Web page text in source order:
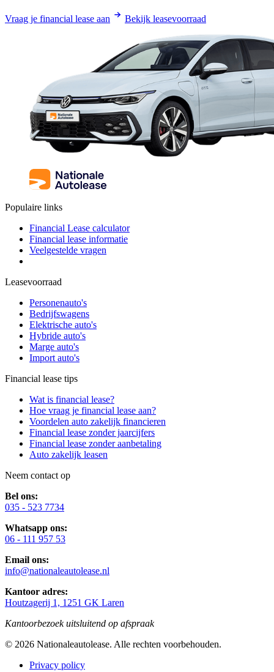
Vraag je financial lease aan Bekijk leasevoorraad
Populaire links
Financial Lease calculator
Financial lease informatie
Veelgestelde vragen
Leasevoorraad
Personenauto's
Bedrijfswagens
Elektrische auto's
Hybride auto's
Marge auto's
Import auto's
Financial lease tips
Wat is financial lease?
Hoe vraag je financial lease aan?
Voordelen auto zakelijk financieren
Financial lease zonder jaarcijfers
Financial lease zonder aanbetaling
Auto zakelijk leasen
Neem contact op
Bel ons:
035 - 523 7734
Whatsapp ons:
06 - 111 957 53
Email ons:
info@nationaleautolease.nl
Kantoor adres:
Houtzagerij 1, 1251 GK Laren
Kantoorbezoek uitsluitend op afspraak
© 2026 Nationaleautolease. Alle rechten voorbehouden.
Privacy policy